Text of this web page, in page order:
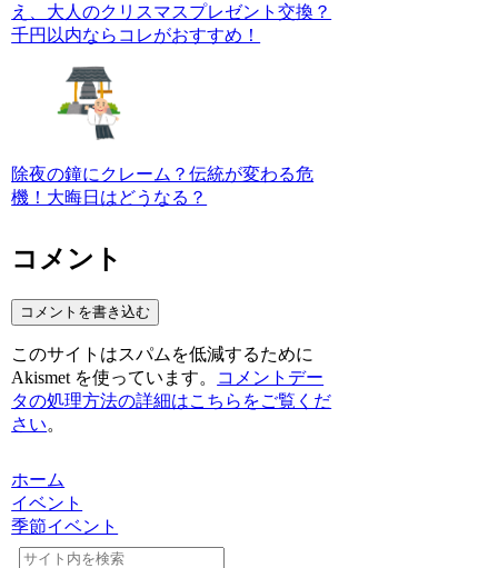
え、大人のクリスマスプレゼント交換？
千円以内ならコレがおすすめ！
除夜の鐘にクレーム？伝統が変わる危
機！大晦日はどうなる？
コメント
コメントを書き込む
このサイトはスパムを低減するために
Akismet を使っています。
コメントデー
タの処理方法の詳細はこちらをご覧くだ
さい。
ホーム
イベント
季節イベント